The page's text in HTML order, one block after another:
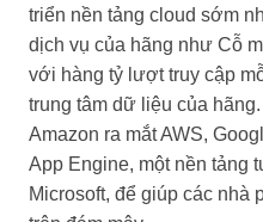
triển nền tảng cloud sớm
dịch vụ của hãng như Cỗ
với hàng tỷ lượt truy cập
trung tâm dữ liệu của
Amazon ra mắt AWS,
App Engine, một nền tảng
Microsoft, để giúp các nhà